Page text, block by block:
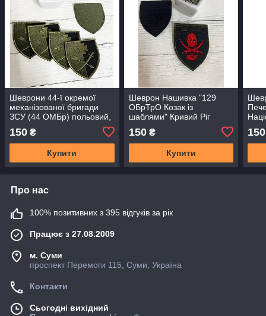
Шеврони 44-ї окремої
механізованої бригади
ЗСУ (44 ОМБр) польовий,
150 ₴
Купити
Шеврон Нашивка "129
ОБрТрО Козак із
шаблями" Кривий Ріг
150₴
Купити
150
Про нас
100% позитивних з 395 відгуків за рік
Працює з 27.08.2009
м. Суми
проспект Перемоги 115, Суми, Україна
Контакти
Сьогодні вихідний